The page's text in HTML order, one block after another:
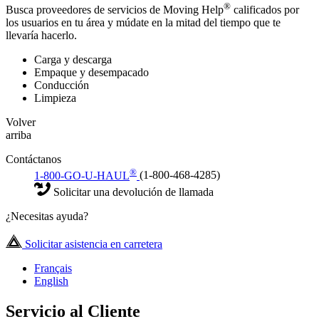
Busca proveedores de servicios de Moving Help® calificados por
los usuarios en tu área y múdate en la mitad del tiempo que te
llevaría hacerlo.
Carga y descarga
Empaque y desempacado
Conducción
Limpieza
Volver
arriba
Contáctanos
1-800-GO-U-HAUL® (1-800-468-4285)
Solicitar una devolución de llamada
¿Necesitas ayuda?
Solicitar asistencia en carretera
Français
English
Servicio al Cliente